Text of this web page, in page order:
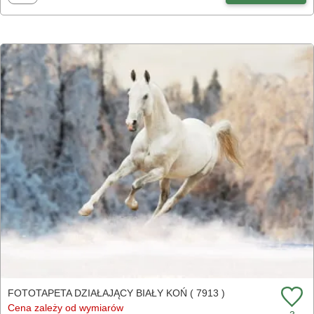
FOTOTAPETA DZIAŁAJĄCY BIAŁY KOŃ ( 7913 )
Cena zależy od wymiarów